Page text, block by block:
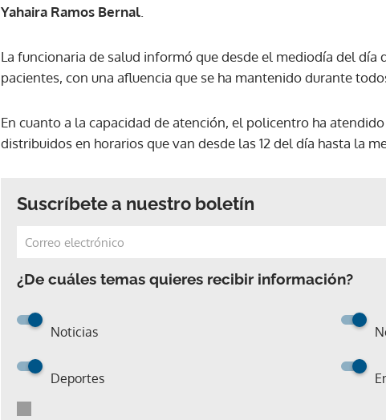
Yahaira Ramos Bernal
La funcionaria de salud informó que desde el mediodía del día
pacientes, con una afluencia que se ha mantenido durante
En cuanto a la capacidad de atención, el policentro ha
distribuidos en horarios que van desde las 12 del día hasta la
Suscríbete a nuestro boletín
¿De cuáles temas quieres recibir información?
Noticias
Deportes